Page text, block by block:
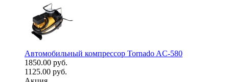
Автомобильный компрессор Tornado AC-580
1850.00 руб.
1125.00 руб.